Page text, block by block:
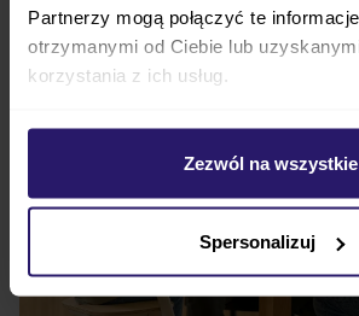
Partnerzy mogą połączyć te
otrzymanymi od Ciebie lub
korzystania z ich usług.
Zezwól na wszystkie
Spersonalizuj
Lionelo Celia - od noworodka